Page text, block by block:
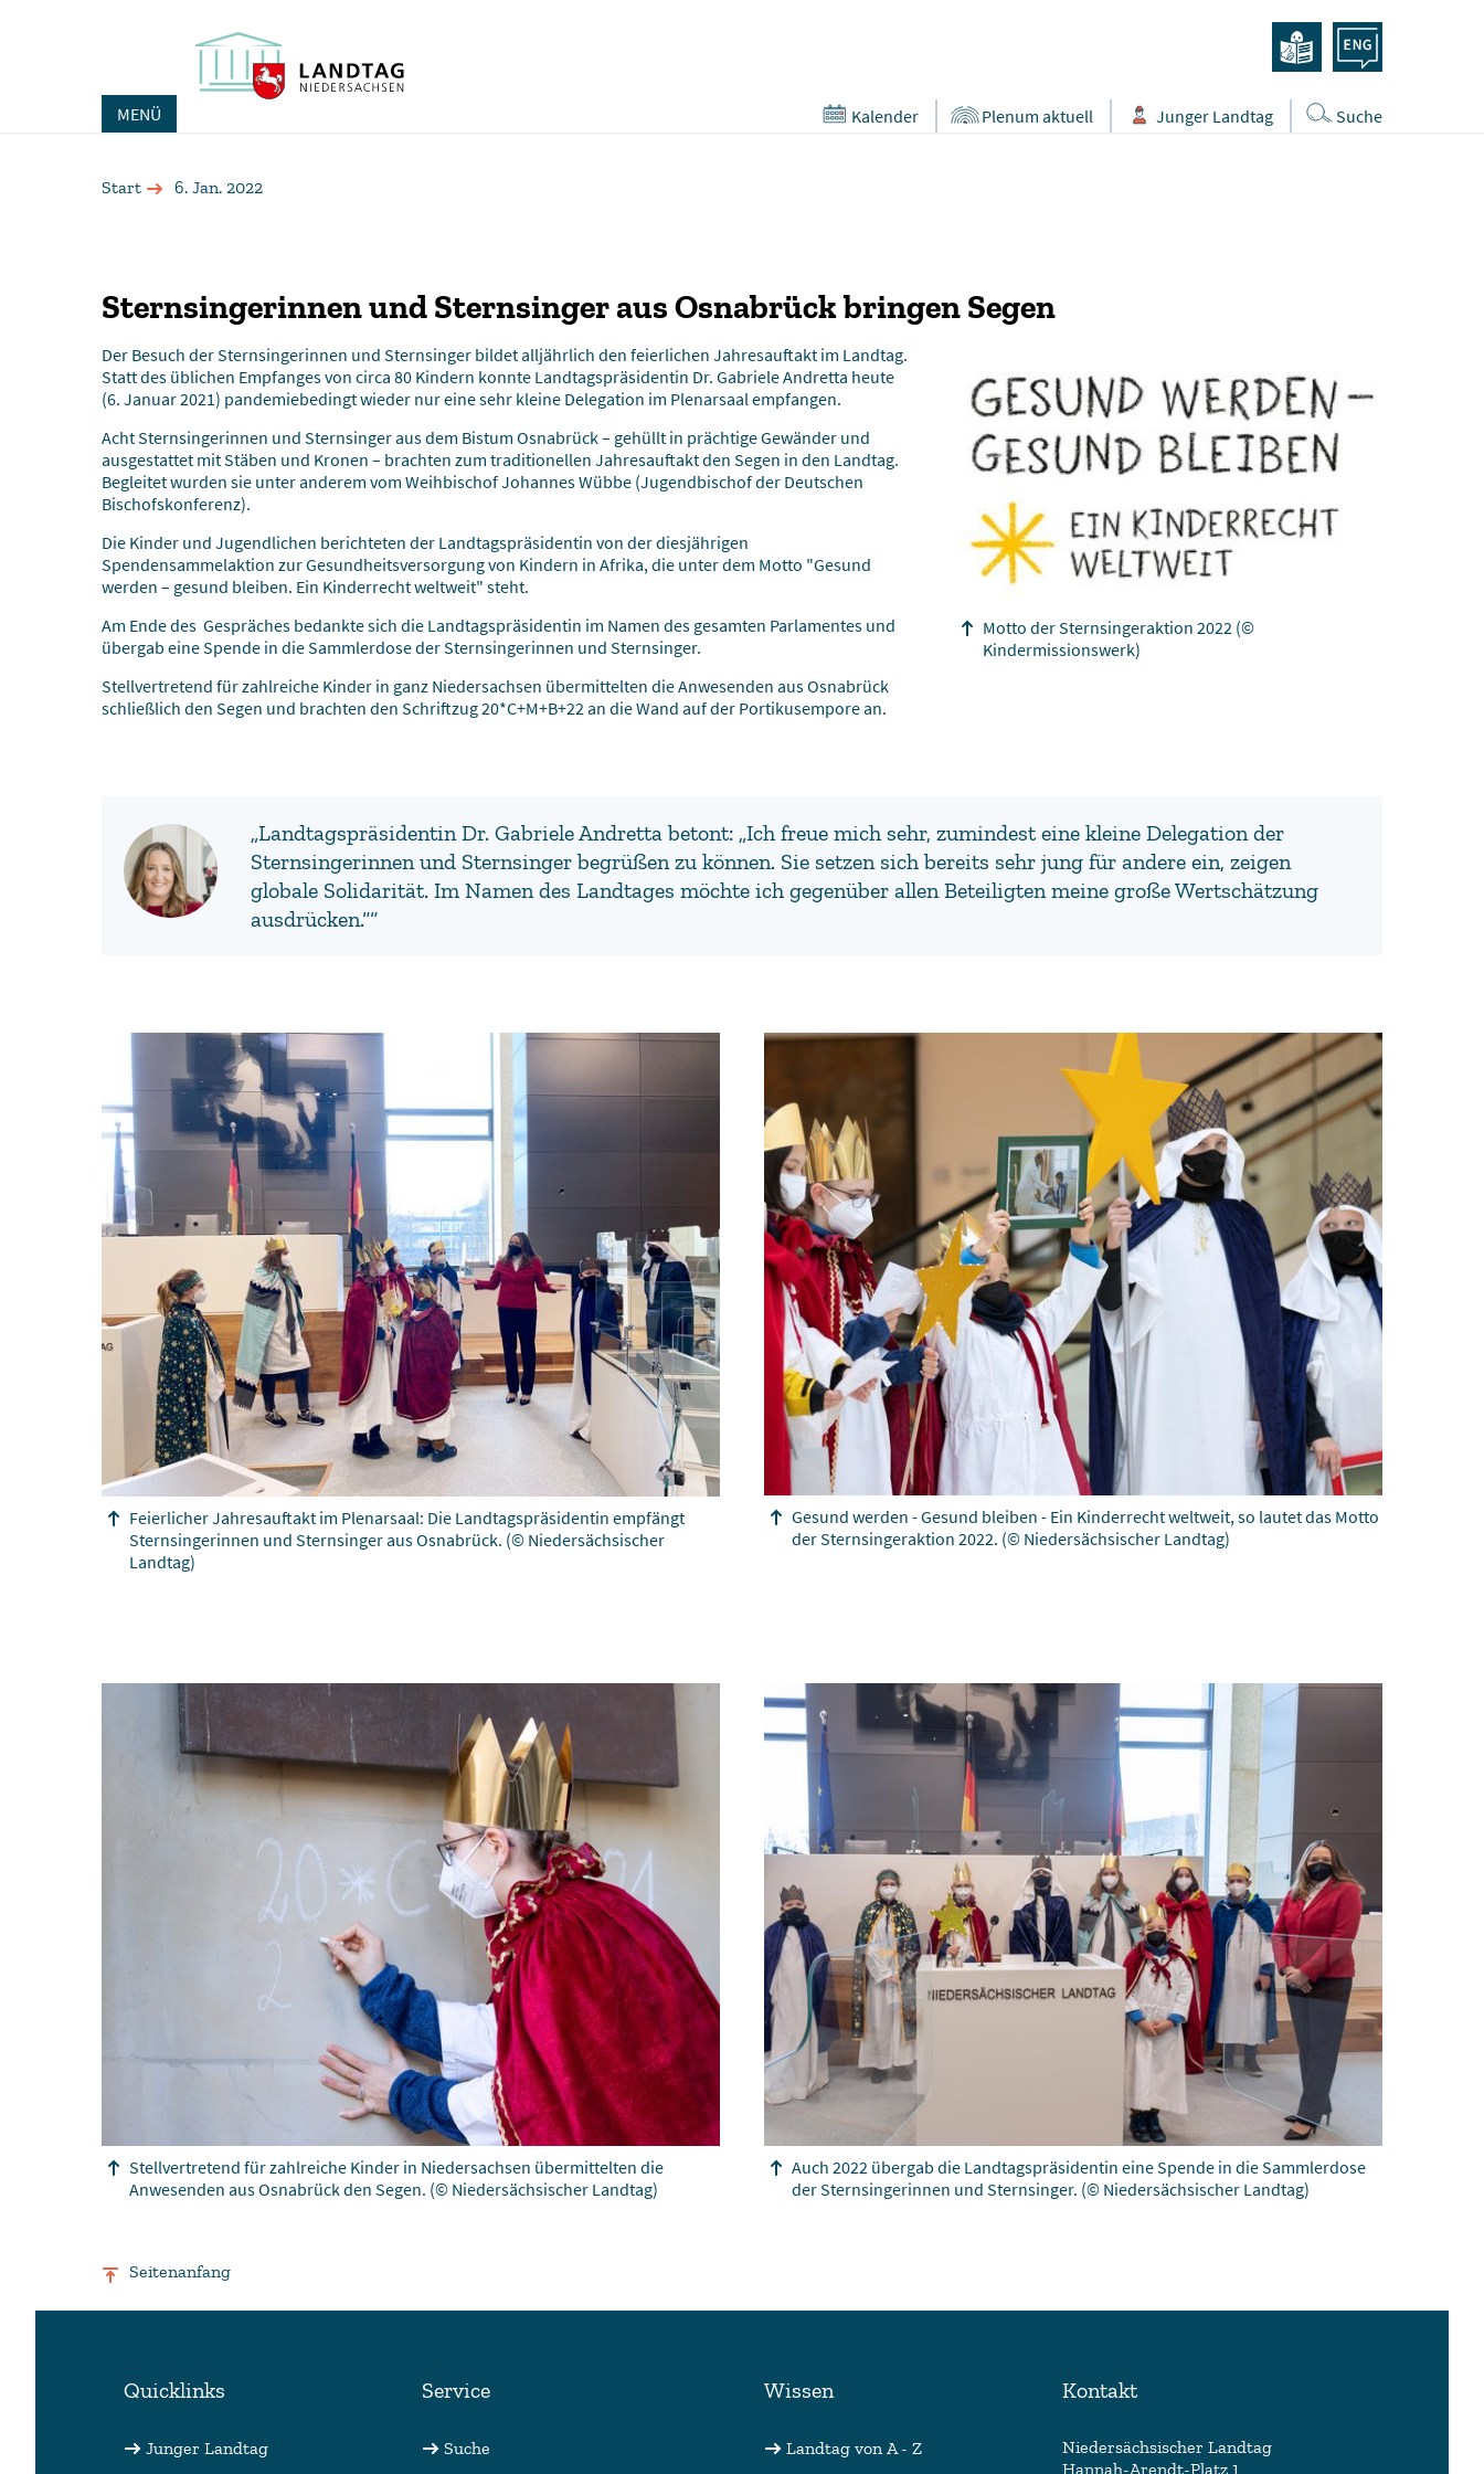
MENÜ Kalender Plenum aktuell Junger Landtag Suche
Start 6. Jan. 2022
Sternsingerinnen und Sternsinger aus Osnabrück bringen Segen
Motto der Sternsingeraktion 2022 (©
Kindermissionswerk)
Der Besuch der Sternsingerinnen und Sternsinger bildet alljährlich den feierlichen Jahresauftakt im Landtag.
Statt des üblichen Empfanges von circa 80 Kindern konnte Landtagspräsidentin Dr. Gabriele Andretta heute
(6. Januar 2021) pandemiebedingt wieder nur eine sehr kleine Delegation im Plenarsaal empfangen.
Acht Sternsingerinnen und Sternsinger aus dem Bistum Osnabrück – gehüllt in prächtige Gewänder und
ausgestattet mit Stäben und Kronen – brachten zum traditionellen Jahresauftakt den Segen in den Landtag.
Begleitet wurden sie unter anderem vom Weihbischof Johannes Wübbe (Jugendbischof der Deutschen
Bischofskonferenz).
Die Kinder und Jugendlichen berichteten der Landtagspräsidentin von der diesjährigen
Spendensammelaktion zur Gesundheitsversorgung von Kindern in Afrika, die unter dem Motto "Gesund
werden – gesund bleiben. Ein Kinderrecht weltweit" steht.
Am Ende des Gespräches bedankte sich die Landtagspräsidentin im Namen des gesamten Parlamentes und
übergab eine Spende in die Sammlerdose der Sternsingerinnen und Sternsinger.
Stellvertretend für zahlreiche Kinder in ganz Niedersachsen übermittelten die Anwesenden aus Osnabrück
schließlich den Segen und brachten den Schriftzug 20*C+M+B+22 an die Wand auf der Portikusempore an.
„Landtagspräsidentin Dr. Gabriele Andretta betont: „Ich freue mich sehr, zumindest eine kleine Delegation der
Sternsingerinnen und Sternsinger begrüßen zu können. Sie setzen sich bereits sehr jung für andere ein, zeigen
globale Solidarität. Im Namen des Landtages möchte ich gegenüber allen Beteiligten meine große Wertschätzung
ausdrücken.““
Feierlicher Jahresauftakt im Plenarsaal: Die Landtagspräsidentin empfängt
Sternsingerinnen und Sternsinger aus Osnabrück. (© Niedersächsischer
Landtag)
Gesund werden - Gesund bleiben - Ein Kinderrecht weltweit, so lautet das Motto
der Sternsingeraktion 2022. (© Niedersächsischer Landtag)
Stellvertretend für zahlreiche Kinder in Niedersachsen übermittelten die
Anwesenden aus Osnabrück den Segen. (© Niedersächsischer Landtag)
Auch 2022 übergab die Landtagspräsidentin eine Spende in die Sammlerdose
der Sternsingerinnen und Sternsinger. (© Niedersächsischer Landtag)
Seitenanfang
Quicklinks
Junger Landtag
Service
Suche
Wissen
Landtag von A - Z
Kontakt
Niedersächsischer Landtag
Hannah-Arendt-Platz 1